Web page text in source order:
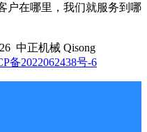
户在哪里，我们就服务到哪
中正机械 Qisong
备2022062438号-6